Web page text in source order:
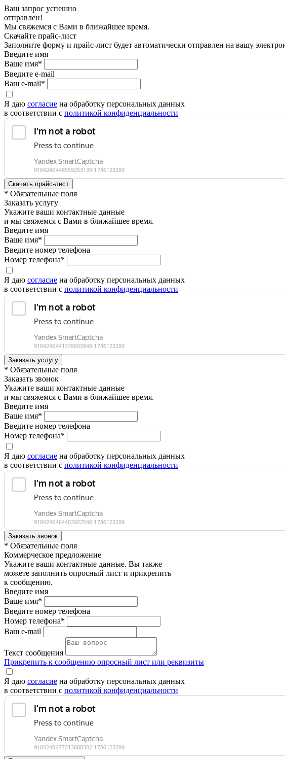
Ваш запрос успешно
отправлен!
Мы свяжемся с Вами в ближайшее время.
Скачайте прайс-лист
Заполните форму и прайс-лист будет автоматически отправлен на вашу
Введите имя
Ваше имя*
Введите e-mail
Ваш e-mail*
Я даю согласие на обработку персональных данных
в соответствии с политикой конфиденциальности
* Обязательные поля
Заказать услугу
Укажите ваши контактные данные
и мы свяжемся с Вами в ближайшее время.
Введите имя
Ваше имя*
Введите номер телефона
Номер телефона*
Я даю согласие на обработку персональных данных
в соответствии с политикой конфиденциальности
* Обязательные поля
Заказать звонок
Укажите ваши контактные данные
и мы свяжемся с Вами в ближайшее время.
Введите имя
Ваше имя*
Введите номер телефона
Номер телефона*
Я даю согласие на обработку персональных данных
в соответствии с политикой конфиденциальности
* Обязательные поля
Коммерческое предложение
Укажите ваши контактные данные. Вы также
можете заполнить опросный лист и прикрепить
к сообщению.
Введите имя
Ваше имя*
Введите номер телефона
Номер телефона*
Ваш e-mail
Текст сообщения
Прикрепить к сообщению опросный лист или реквизиты
Я даю согласие на обработку персональных данных
в соответствии с политикой конфиденциальности